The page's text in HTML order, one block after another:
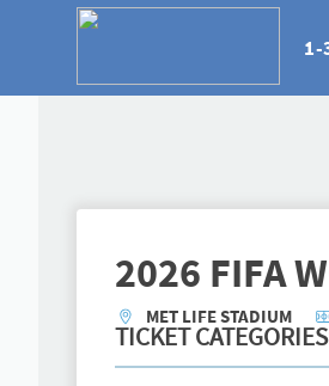
1-
2026 FIFA
MET LIFE STADIUM
TICKET